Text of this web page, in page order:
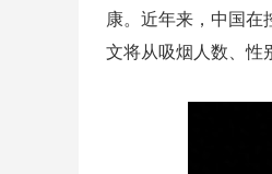
康。近年来，中国在
文将从吸烟人数、性